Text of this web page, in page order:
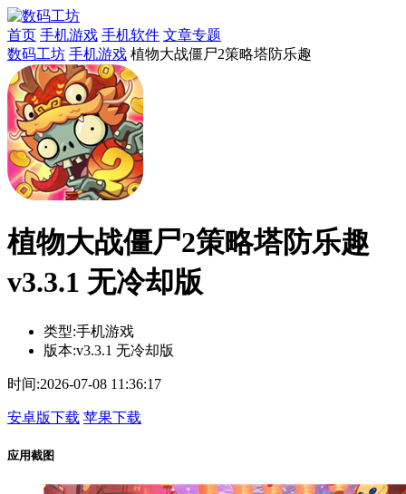
首页 手机游戏 手机软件 文章专题
数码工坊 手机游戏 植物大战僵尸2策略塔防乐趣
植物大战僵尸2策略塔防乐趣
v3.3.1 无冷却版
类型:手机游戏
版本:v3.3.1 无冷却版
时间:2026-07-08 11:36:17
安卓版下载 苹果下载
应用截图